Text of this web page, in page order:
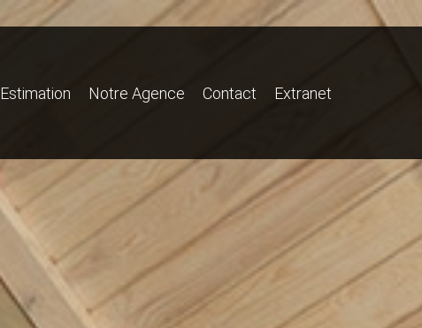
Estimation Notre Agence Contact Extranet